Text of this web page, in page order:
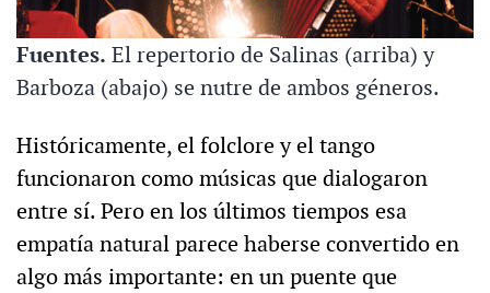
Fuentes. El repertorio de Salinas (arriba) y
Barboza (abajo) se nutre de ambos géneros.
Históricamente, el folclore y el tango
funcionaron como músicas que dialogaron
entre sí. Pero en los últimos tiempos esa
empatía natural parece haberse convertido en
algo más importante: en un puente que